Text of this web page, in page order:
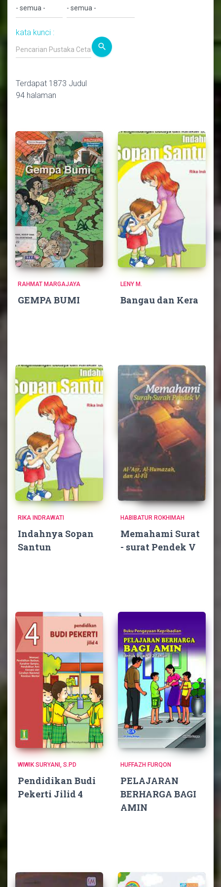
kata kunci :
search
Terdapat 1873 Judul
94 halaman
RAHMAT MARGAJAYA
GEMPA BUMI
LENY M.
Bangau dan Kera
RIKA INDRAWATI
Indahnya Sopan
Santun
HABIBATUR ROKHIMAH
Memahami Surat
- surat Pendek V
WIWIK SURYANI, S.PD
Pendidikan Budi
Pekerti Jilid 4
HUFFAZH FURQON
PELAJARAN
BERHARGA BAGI
AMIN